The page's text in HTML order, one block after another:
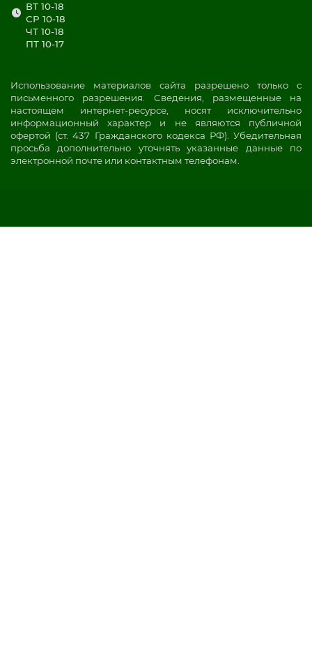
ВТ 10-18
СР 10-18
ЧТ 10-18
ПТ 10-17
Использование материалов сайта разрешено только с
письменного разрешения. Сведения, размещенные на
настоящем интернет-ресурсе, носят исключительно
информационный характер и не являются публичной
офертой (ст. 437 Гражданского кодекса РФ). Убедительная
просьба дополнительно уточнять указанные данные по
электронной почте или контактным телефонам.